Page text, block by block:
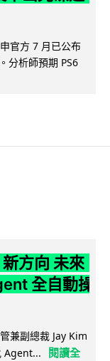
官方 7 月已公布
分析師預期 PS6
方向 未來
全自動操
兼副總裁 Jay Kim
Agent...
閱讀全